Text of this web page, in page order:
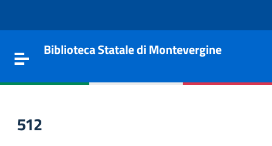
Toggle navigation
Biblioteca Statale di Montevergine
512